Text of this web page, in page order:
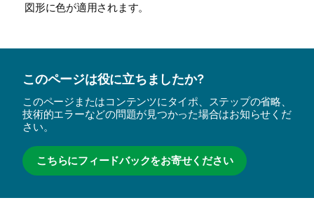
図形に色が適用されます。
このページは役に立ちましたか?
このページまたはコンテンツにタイポ、ステップの省略、
技術的エラーなどの問題が見つかった場合はお知らせくだ
さい。
こちらにフィードバックをお寄せください